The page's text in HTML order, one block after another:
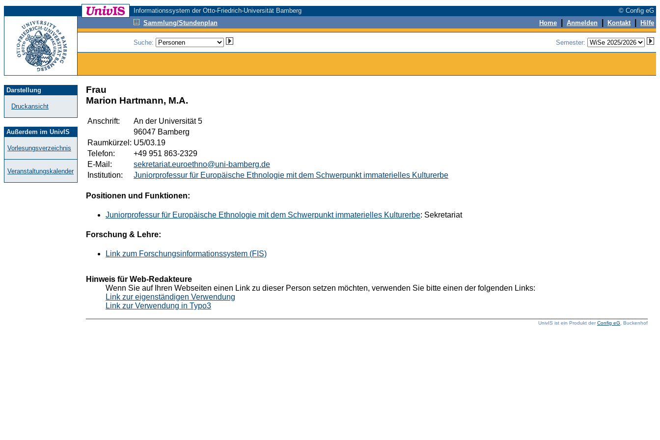
Informationssystem der Otto-Friedrich-Universität Bamberg
© Config eG
Sammlung/Stundenplan
Home Anmelden Kontakt Hilfe
Suche: Semester:
Darstellung
Druckansicht
Außerdem im UnivIS
Vorlesungsverzeichnis
Veranstaltungskalender
Frau
Marion Hartmann, M.A.
Anschrift:
An der Universität 5
96047 Bamberg
Raumkürzel: U5/03.19
Telefon:
+49 951 863-2329
E-Mail:
sekretariat.euroethno@uni-bamberg.de
Institution:
Juniorprofessur für Europäische Ethnologie mit dem Schwerpunkt immaterielles Kulturerbe
Positionen und Funktionen:
Juniorprofessur für Europäische Ethnologie mit dem Schwerpunkt immaterielles Kulturerbe: Sekretariat
Forschung & Lehre:
Link zum Forschungsinformationssystem (FIS)
Hinweis für Web-Redakteure
Wenn Sie auf Ihren Webseiten einen Link zu dieser Person setzen möchten, verwenden Sie bitte einen der folgenden Links:
Link zur eigenständigen Verwendung
Link zur Verwendung in Typo3
UnivIS ist ein Produkt derConfig eG , Buckenhof